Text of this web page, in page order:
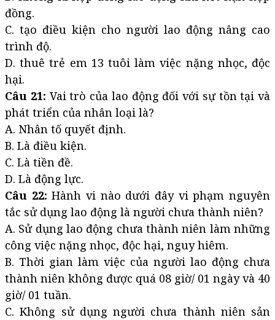
đồng.
C. tạo điều kiện cho người lao động nâng cao
trình độ.
D. thuê trẻ em 13 tuôi làm việc nặng nhọc, độc
hại.
Câu 21: Vai trò của lao động đối với sự tồn tại và
phát triển của nhân loại là?
A. Nhân tố quyết định.
B. Là điều kiện.
C. Là tiền đề.
D. Là động lực.
Câu 22: Hành vi nào dưới đây vi phạm nguyên
tắc sử dụng lao động là người chưa thành niên?
A. Sử dụng lao động chưa thành niên làm những
công việc nặng nhọc, độc hại, nguy hiêm.
B. Thời gian làm việc của người lao động chưa
thành niên không được quá 08 giờ/ 01 ngày và 40
giờ/ 01 tuần.
C. Không sử dụng người chưa thành niên sản